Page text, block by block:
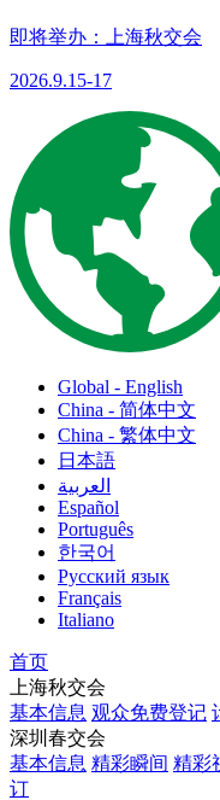
即将举办：上海秋交会
2026.9.15-17
Global - English
China - 简体中文
China - 繁体中文
日本語
العربية
Español
Português
한국어
Русский язык
Français
Italiano
首页
上海秋交会
基本信息 观众免费登记
深圳春交会
基本信息 精彩瞬间 精彩
订